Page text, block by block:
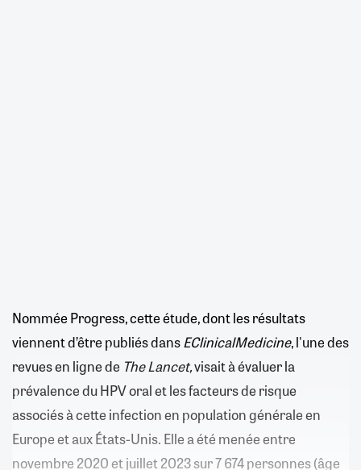
Nommée Progress, cette étude, dont les résultats
viennent d’être publiés dansEClinicalMedicine, l'une des
revues en ligne de The Lancet,visait à évaluer la
prévalence du HPV oral et les facteurs de risque
associés à cette infection en population générale en
Europe et aux États-Unis. Elle a été menée entre
novembre 2020 et juillet 2023 sur 7 674 personnes (âge